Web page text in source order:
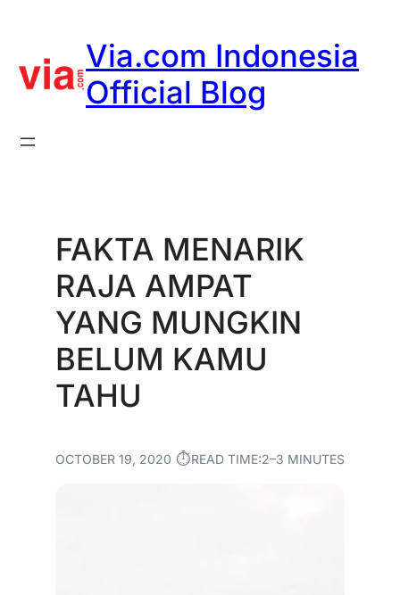
content
Via.com Indonesia
Official Blog
FAKTA MENARIK
RAJA AMPAT
YANG MUNGKIN
BELUM KAMU
TAHU
OCTOBER 19, 2020 ⏱︎READ TIME:2–3 MINUTES